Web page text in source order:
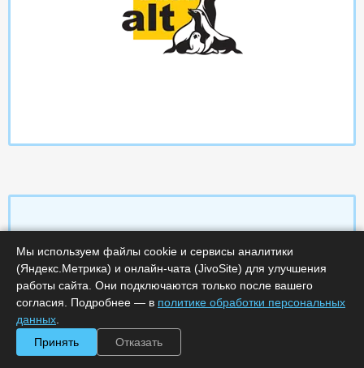
Характеристики
Срок поставки, дней : 14
Минимальное количество лицензий :1
Артикул :
Обработка заказа :
Мы используем файлы cookie и сервисы аналитики
(Яндекс.Метрика) и онлайн-чата (JivoSite) для улучшения
работы сайта. Они подключаются только после вашего
согласия. Подробнее — в политике обработки персональных
данных
Принять
Отказать